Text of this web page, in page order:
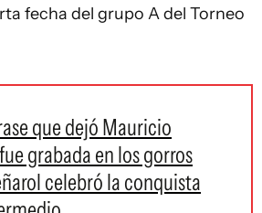
fecha del grupo A del Torneo
que dejó Mauricio
grabada en los gorros
celebró la conquista